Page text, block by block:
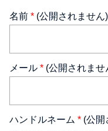
名前 * (公開されません)
メール * (公開されませ
ハンドルネーム * (公開